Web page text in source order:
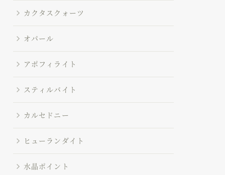
カクタスクォーツ
オパール
アポフィライト
スティルバイト
カルセドニー
ヒューランダイト
水晶ポイント